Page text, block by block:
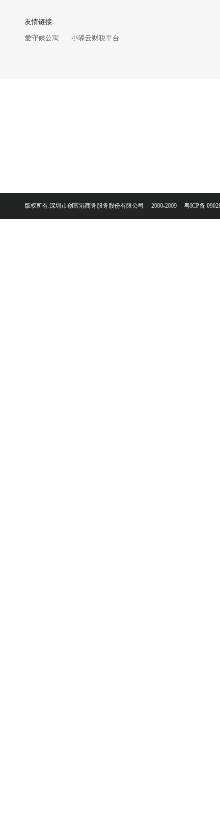
友情链接:
爱守候公寓 小碟云财税平台
版权所有:深圳市创富港商务服务股份有限公司 2000-2009 粤ICP备